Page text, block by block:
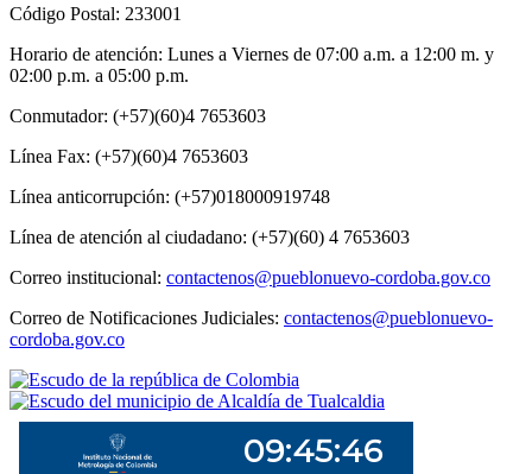
Código Postal: 233001
Horario de atención: Lunes a Viernes de 07:00 a.m. a 12:00 m. y
02:00 p.m. a 05:00 p.m.
Conmutador: (+57)(60)4 7653603
Línea Fax: (+57)(60)4 7653603
Línea anticorrupción: (+57)018000919748
Línea de atención al ciudadano: (+57)(60) 4 7653603
Correo institucional: contactenos@pueblonuevo-cordoba.gov.co
Correo de Notificaciones Judiciales: contactenos@pueblonuevo-
cordoba.gov.co